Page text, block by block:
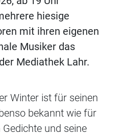
hiesige
mit ihren eigenen
Musiker das
Mediathek Lahr.
Winter ist für seinen
bekannt wie für
und seine